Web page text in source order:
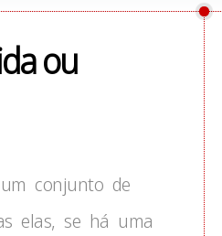
ou
conjunto de
elas, se há uma